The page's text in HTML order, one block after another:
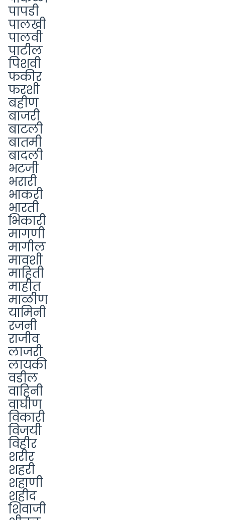
पापडी
पालखी
पालवी
पाटील
पिशवी
फकीर
फरशी
बहीण
बाजरी
बाटली
बातमी
बादली
भटजी
भरारी
भाकरी
भारती
भिकारी
मागणी
मागील
मावशी
माहिती
माहीत
माळीण
यामिनी
रजनी
राजीव
लाजरी
लायकी
वडील
वाहिनी
वाघीण
विकारी
विजयी
विहीर
शरीर
शहरी
शहाणी
शहीद
शिवाजी